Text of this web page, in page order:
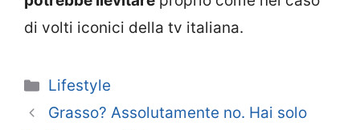
di volti iconici della tv italiana.
Categorie
Lifestyle
Grasso? Assolutamente no. Hai solo